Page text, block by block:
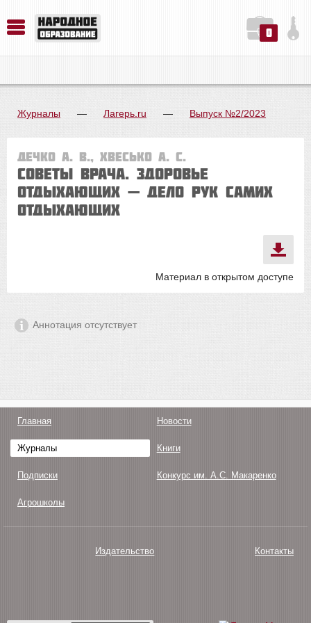
0
Журналы — Лагерь.ru — Выпуск №2/2023
Дечко А. В., Хвесько А. С.
СОВЕТЫ ВРАЧА. Здоровье
отдыхающих — дело рук самих
отдыхающих
Материал в открытом доступе
Аннотация отсутствует
Главная Новости
Журналы Книги
Подписки Конкурс им. А.С. Макаренко
Агрошколы
Издательство Контакты